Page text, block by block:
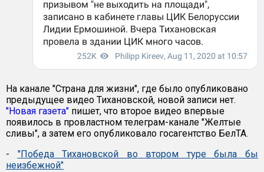
На канале "Страна для жизни", где было опубликовано
предыдущее видео Тихановской, новой записи нет.
"Новая газета" пишет, что второе видео впервые
появилось в провластном телеграм-канале "Желтые
сливы", а затем его опубликовало госагентство БелТА.
- "Победа Тихановской во втором туре была бы
неизбежной"